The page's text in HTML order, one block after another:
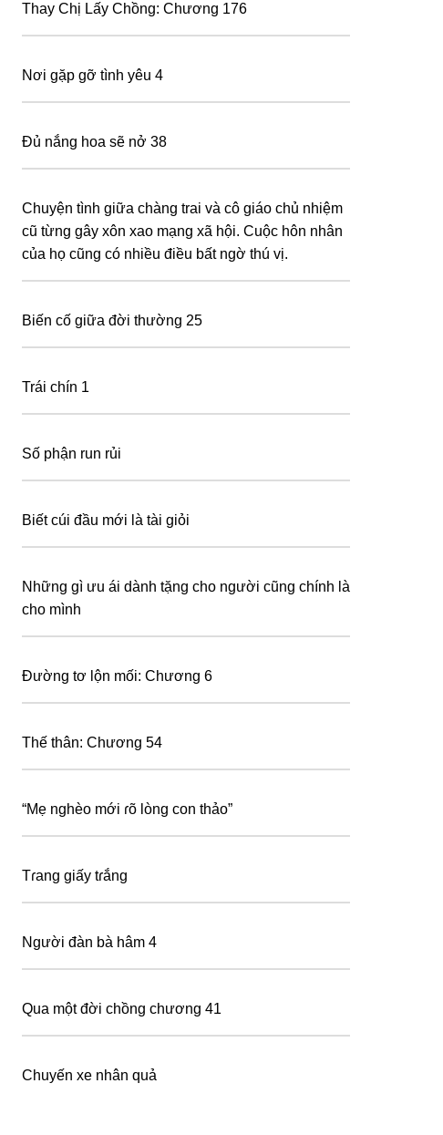
Thay Chị Lấy Chồng: Chương 176
Nơi gặp gỡ tình yêu 4
Đủ nắng hoa sẽ nở 38
Chuyện tình giữa chàng trai và cô giáo chủ nhiệm
cũ từng gây xôn xao mạng xã hội. Cuộc hôn nhân
của họ cũng có nhiều điều bất ngờ thú vị.
Biến cố giữa đời thường 25
Trái chín 1
Số phận run rủi
Biết cúi đầu mới là tài giỏi
Những gì ưu ái dành tặng cho người cũng chính là
cho mình
Đường tơ lộn mối: Chương 6
Thế thân: Chương 54
“Mẹ nghèo mới ɾõ lòng con thảo”
Tɾang giấy tɾắng
Người đàn bà hâm 4
Qua một đời chồng chương 41
Chuyến xe nhân quả